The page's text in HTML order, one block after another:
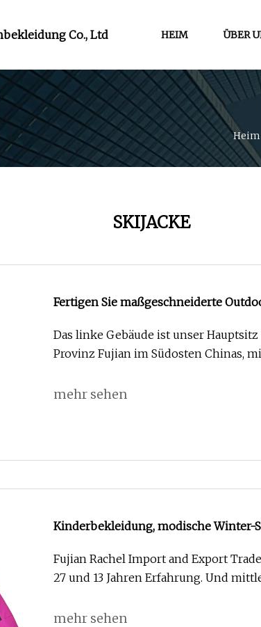
Co., Ltd HEIM ÜBER
Heim
SKIJACKE
Fertigen Sie maßgeschneiderte
abnehmbarer Kapuze
Das linke Gebäude ist unser
Provinz Fujian im Südosten Chinas,
mehr sehen
Kinderbekleidung, modische Winter-
Fujian Rachel Import and Export
27 und 13 Jahren
mehr sehen